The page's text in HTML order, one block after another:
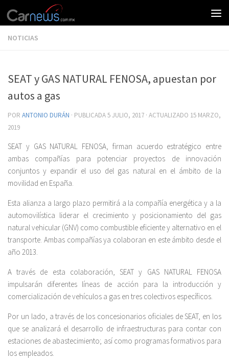
NOTICIAS
SEAT y GAS NATURAL FENOSA, apuestan por
autos a gas
POR ANTONIO DURÁN · PUBLICADA5 JULIO, 2017 · ACTUALIZADO 15 MARZO,
2019
SEAT y GAS NATURAL FENOSA, firman acuerdo estratégico entre
ambas compañías para potenciar proyectos de innovación
conjuntos y expandir el uso del gas natural en el ámbito de la
movilidad en España.
Esta alianza a largo plazo permitirá a la compañía energética y a la
automovilística liderar el crecimiento y posicionamiento del gas
natural vehicular (GNV) como combustible eficiente y alternativo en el
transporte. Ambas compañías ya colaboran en este ámbito desde el
año 2013.
A través de esta colaboración, SEAT y GAS NATURAL FENOSA
impulsarán diferentes líneas de acción para la introducción y
comercialización de vehículos a gas en tres colectivos específicos.
Por un lado, a través de los concesionarios oficiales de SEAT, en los
que se analizará el desarrollo de infraestructuras para contar con
estaciones de abastecimiento; así como programas formativos para
los empleados.